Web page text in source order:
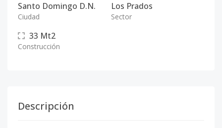
Santo Domingo D.N.
Ciudad
Los Prados
Sector
33 Mt2
Construcción
Descripción